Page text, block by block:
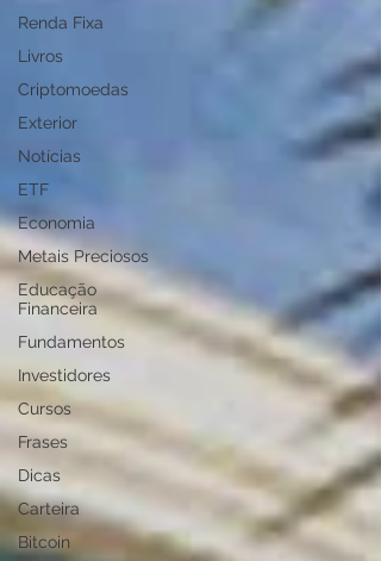
Renda Fixa
Livros
Criptomoedas
Exterior
Notícias
ETF
Economia
Metais Preciosos
Educação
Financeira
Fundamentos
Investidores
Cursos
Frases
Dicas
Carteira
Bitcoin